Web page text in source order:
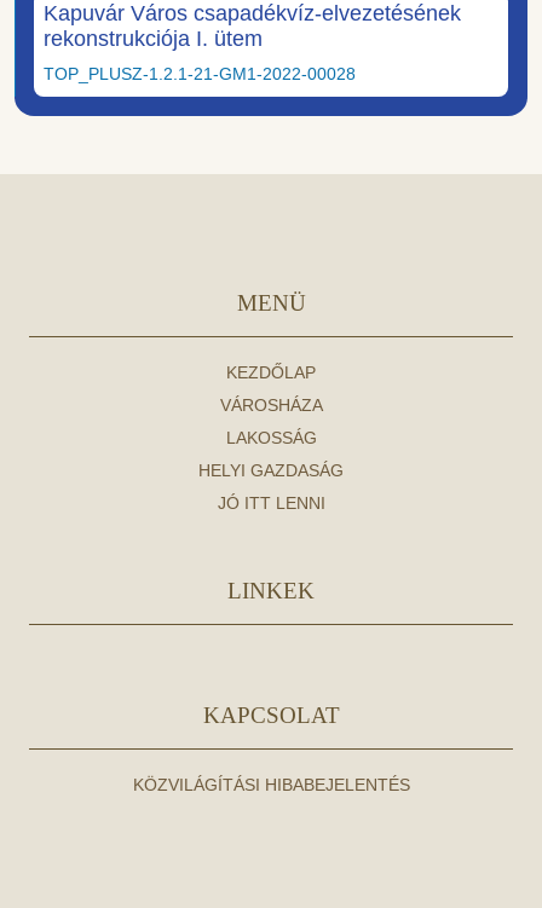
Kapuvár Város csapadékvíz-elvezetésének
rekonstrukciója I. ütem
TOP_PLUSZ-1.2.1-21-GM1-2022-00028
MENÜ
KEZDŐLAP
VÁROSHÁZA
LAKOSSÁG
HELYI GAZDASÁG
JÓ ITT LENNI
LINKEK
KAPCSOLAT
KÖZVILÁGÍTÁSI HIBABEJELENTÉS